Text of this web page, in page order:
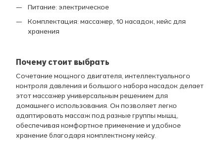
Питание: электрическое
Комплектация: массажер, 10 насадок, кейс для
хранения
Почему стоит выбрать
Сочетание мощного двигателя, интеллектуального
контроля давления и большого набора насадок делает
этот массажер универсальным решением для
домашнего использования. Он позволяет легко
адаптировать массаж под разные группы мышц,
обеспечивая комфортное применение и удобное
хранение благодаря комплектному кейсу.